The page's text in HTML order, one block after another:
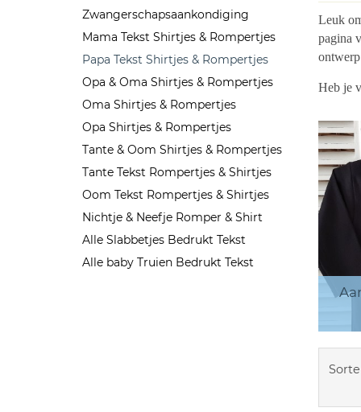
Leuk
pagina
Heb je
Zwangerschapsaankondiging
Mama Tekst Shirtjes & Rompertjes
Papa Tekst Shirtjes & Rompertjes
Opa & Oma Shirtjes & Rompertjes
Oma Shirtjes & Rompertjes
Opa Shirtjes & Rompertjes
Tante & Oom Shirtjes & Rompertjes
Tante Tekst Rompertjes & Shirtjes
Oom Tekst Rompertjes & Shirtjes
Nichtje & Neefje Romper & Shirt
Alle Slabbetjes Bedrukt Tekst
Alle baby Truien Bedrukt Tekst